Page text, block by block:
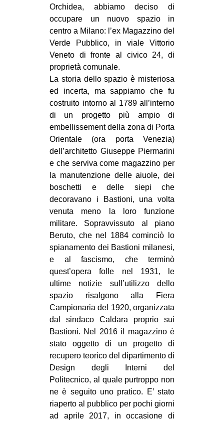
MANIFESTI
MUSICA
RECENSIONI
INTERNAZIONALE
AFRICA
AMERICHE
ESTREMO ORIENTE
EUROPA
MEDIO ORIENTE
MONDO
EVENTI
Fb
bsky
ms
SEARCH
Orchidea, abbiamo deciso di
occupare un nuovo spazio in
centro a Milano: l’ex Magazzino del
Verde Pubblico, in viale Vittorio
Veneto di fronte al civico 24, di
proprietà comunale.
La storia dello spazio è misteriosa
ed incerta, ma sappiamo che fu
costruito intorno al 1789 all’interno
di un progetto più ampio di
embellissement della zona di Porta
Orientale (ora porta Venezia)
dell’architetto Giuseppe Piermarini
e che serviva come magazzino per
la manutenzione delle aiuole, dei
boschetti e delle siepi che
decoravano i Bastioni, una volta
venuta meno la loro funzione
militare. Sopravvissuto al piano
Beruto, che nel 1884 cominciò lo
spianamento dei Bastioni milanesi,
e al fascismo, che terminò
quest’opera folle nel 1931, le
ultime notizie sull’utilizzo dello
spazio risalgono alla Fiera
Campionaria del 1920, organizzata
dal sindaco Caldara proprio sui
Bastioni. Nel 2016 il magazzino è
stato oggetto di un progetto di
recupero teorico del dipartimento di
Design degli Interni del
Politecnico, al quale purtroppo non
ne è seguito uno pratico. E’ stato
riaperto al pubblico per pochi giorni
ad aprile 2017, in occasione di